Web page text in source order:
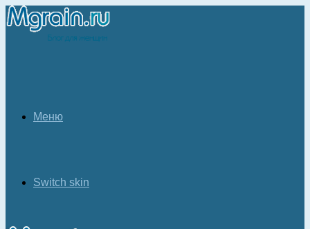
Меню
Switch skin